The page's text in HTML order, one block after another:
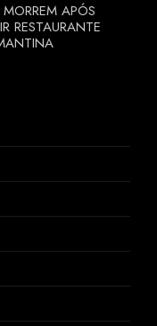
APÓS
RESTAURANTE